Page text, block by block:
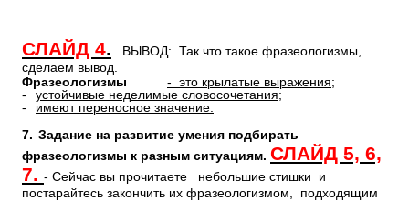
СЛАЙД 4. ВЫВОД: Так что такое фразеологизмы,
сделаем вывод.
Фразеологизмы
- это крылатые выражения;
-
устойчивые неделимые словосочетания;
-
имеют переносное значение.
7. Задание на развитие умения подбирать
фразеологизмы к разным ситуациям. СЛАЙД 5, 6,
7. - Сейчас вы прочитаете небольшие стишки и
постарайтесь закончить их фразеологизмом, подходящим